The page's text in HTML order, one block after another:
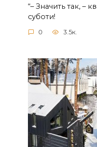
“– Значить так, –
суботи!
0 3.5к.